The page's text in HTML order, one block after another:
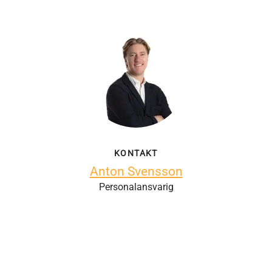
KONTAKT
Anton Svensson
Personalansvarig